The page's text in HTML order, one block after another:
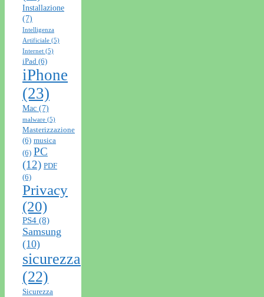
Installazione
(7)
Intelligenza
Artificiale (5)
Internet (5)
iPad (6)
iPhone
(23)
Mac (7)
malware (5)
Masterizzazione
(6) musica
(6) PC
(12) PDF
(6)
Privacy
(20)
PS4 (8)
Samsung
(10)
sicurezza
(22)
Sicurezza